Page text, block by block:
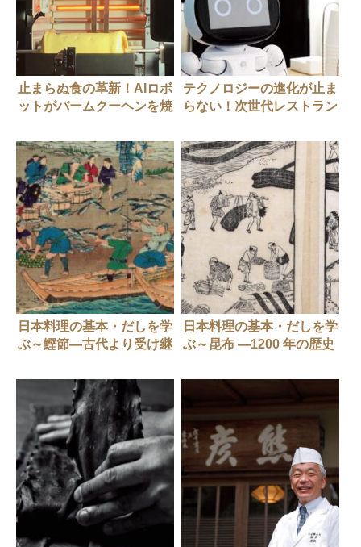
止まらぬ食の革新！AIロボ
ットがバームクーヘンを焼
テクノロジーの進化が止ま
らない！次世代レストラン
日本料理の基本・だしを学
ぶ～鰹節―古代より受け継
日本料理の基本・だしを学
ぶ～昆布 ―1200 年の歴史